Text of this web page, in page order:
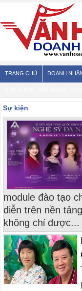
TRANG CHỦ DOANH
Sự kiện
module đào tạo
diễn trên nền
không chỉ được...